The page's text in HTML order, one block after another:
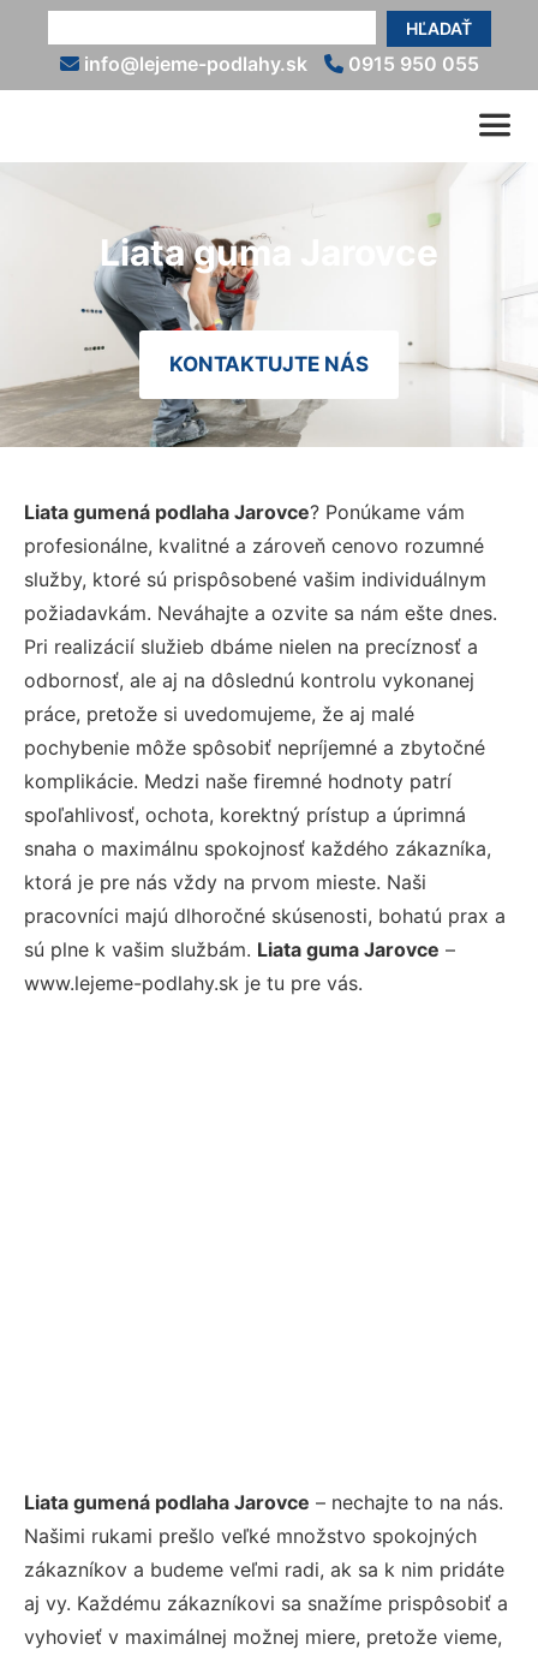
HĽADAŤ
info@lejeme-podlahy.sk 0915 950 055
Liata guma Jarovce
KONTAKTUJTE NÁS
Liata gumená podlaha Jarovce? Ponúkame vám
profesionálne, kvalitné a zároveň cenovo rozumné
služby, ktoré sú prispôsobené vašim individuálnym
požiadavkám. Neváhajte a ozvite sa nám ešte dnes.
Pri realizácií služieb dbáme nielen na precíznosť a
odbornosť, ale aj na dôslednú kontrolu vykonanej
práce, pretože si uvedomujeme, že aj malé
pochybenie môže spôsobiť nepríjemné a zbytočné
komplikácie. Medzi naše firemné hodnoty patrí
spoľahlivosť, ochota, korektný prístup a úprimná
snaha o maximálnu spokojnosť každého zákazníka,
ktorá je pre nás vždy na prvom mieste. Naši
pracovníci majú dlhoročné skúsenosti, bohatú prax a
sú plne k vašim službám. Liata guma Jarovce –
www.lejeme-podlahy.sk je tu pre vás.
Liata gumená podlaha Jarovce – nechajte to na nás.
Našimi rukami prešlo veľké množstvo spokojných
zákazníkov a budeme veľmi radi, ak sa k nim pridáte
aj vy. Každému zákazníkovi sa snažíme prispôsobiť a
vyhovieť v maximálnej možnej miere, pretože vieme,